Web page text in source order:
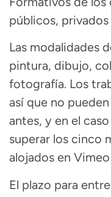
públicos,
Las modalidades
pintura, dibujo,
fotografía. Los
así que no
antes, y en el
superar los cinco
alojados en
El plazo para